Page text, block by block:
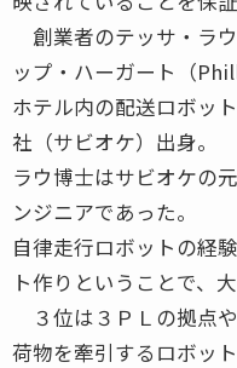
創業者のテッサ・ラ
ップ・ハーガート（
ホテル内の配送ロボッ
社（サビオケ）出身。
ラウ博士はサビオケの
ンジニアであった。
自律走行ロボットの経
ト作りということで、
３位は３ＰＬの拠点
荷物を牽引するロボッ